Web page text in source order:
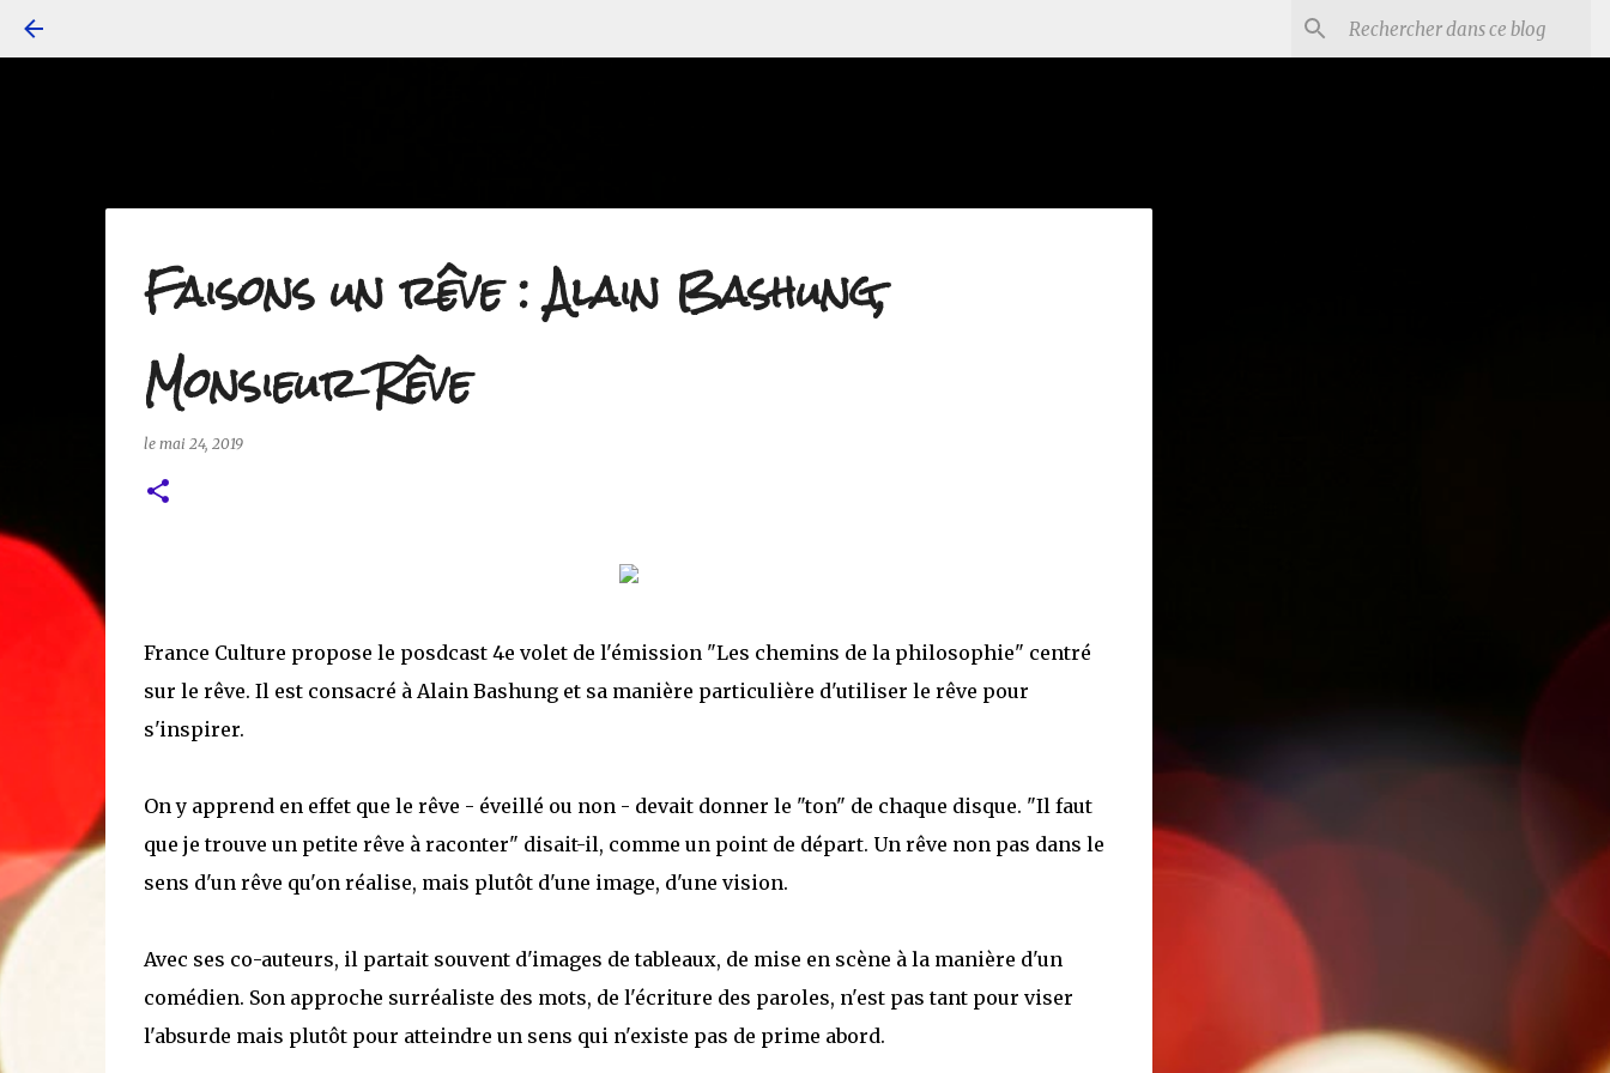
Faisons un rêve : Alain Bashung,
Monsieur Rêve
le mai 24, 2019
France Culture propose le posdcast 4e volet de l'émission "Les chemins de la philosophie" centré
sur le rêve. Il est consacré à Alain Bashung et sa manière particulière d'utiliser le rêve pour
s'inspirer.
On y apprend en effet que le rêve - éveillé ou non - devait donner le "ton" de chaque disque. "Il faut
que je trouve un petite rêve à raconter" disait-il, comme un point de départ. Un rêve non pas dans le
sens d'un rêve qu'on réalise, mais plutôt d'une image, d'une vision.
Avec ses co-auteurs, il partait souvent d'images de tableaux, de mise en scène à la manière d'un
comédien. Son approche surréaliste des mots, de l'écriture des paroles, n'est pas tant pour viser
l'absurde mais plutôt pour atteindre un sens qui n'existe pas de prime abord.